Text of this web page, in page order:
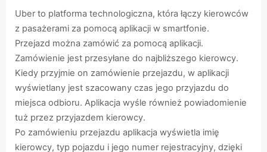
Uber to platforma technologiczna, która łączy kierowców
z pasażerami za pomocą aplikacji w smartfonie.
Przejazd można zamówić za pomocą aplikacji.
Zamówienie jest przesyłane do najbliższego kierowcy.
Kiedy przyjmie on zamówienie przejazdu, w aplikacji
wyświetlany jest szacowany czas jego przyjazdu do
miejsca odbioru. Aplikacja wyśle również powiadomienie
tuż przez przyjazdem kierowcy.
Po zamówieniu przejazdu aplikacja wyświetla imię
kierowcy, typ pojazdu i jego numer rejestracyjny, dzięki